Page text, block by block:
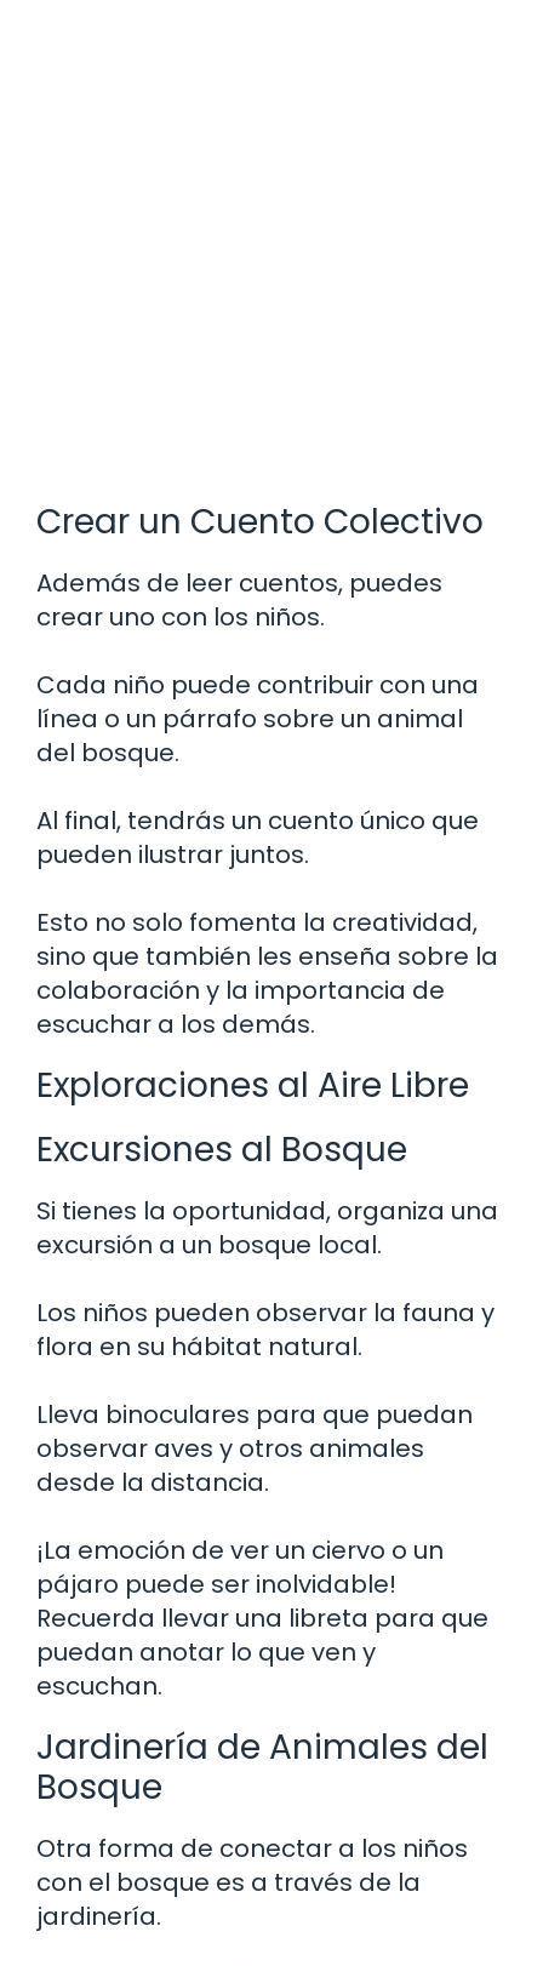
Crear un Cuento Colectivo
Además de leer cuentos, puedes
crear uno con los niños.
Cada niño puede contribuir con una
línea o un párrafo sobre un animal
del bosque.
Al final, tendrás un cuento único que
pueden ilustrar juntos.
Esto no solo fomenta la creatividad,
sino que también les enseña sobre la
colaboración y la importancia de
escuchar a los demás.
Exploraciones al Aire Libre
Excursiones al Bosque
Si tienes la oportunidad, organiza una
excursión a un bosque local.
Los niños pueden observar la fauna y
flora en su hábitat natural.
Lleva binoculares para que puedan
observar aves y otros animales
desde la distancia.
¡La emoción de ver un ciervo o un
pájaro puede ser inolvidable!
Recuerda llevar una libreta para que
puedan anotar lo que ven y
escuchan.
Jardinería de Animales del
Bosque
Otra forma de conectar a los niños
con el bosque es a través de la
jardinería.